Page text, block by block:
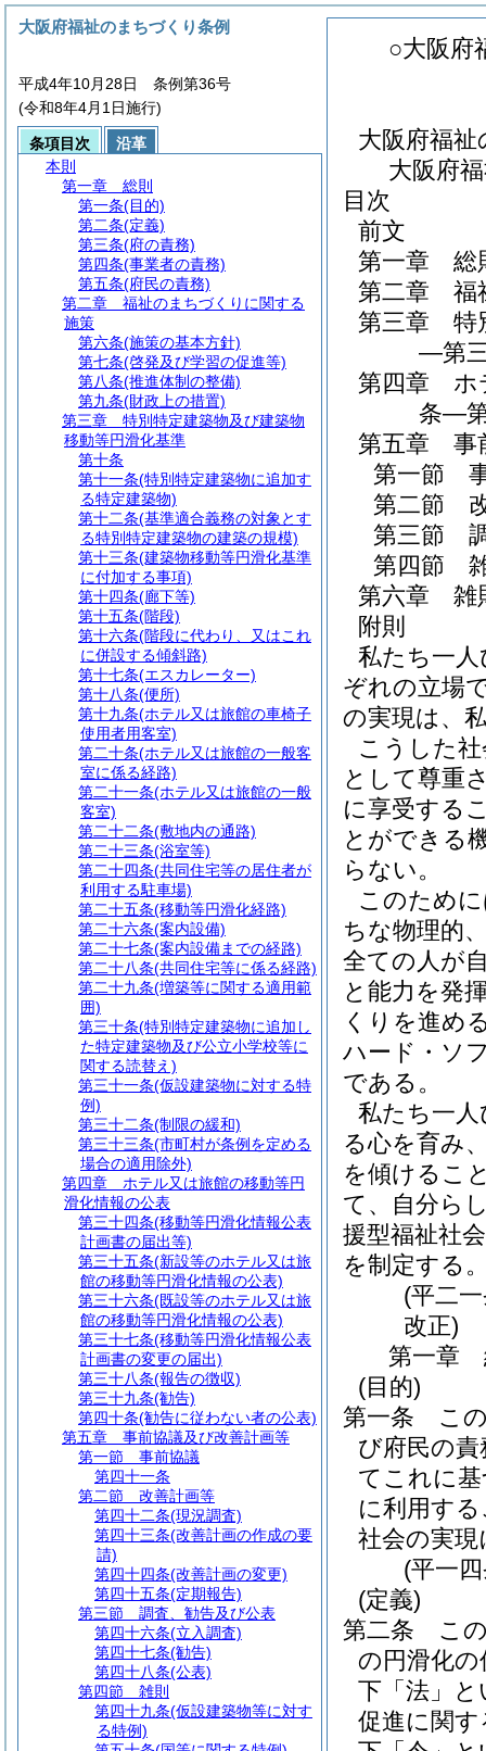
○大阪府
大阪府福
大阪府
目次
前文
第一章
総
第二章
福
第三章
特
―第
第四章
ホ
条―
第五章
事
第一節
第二節
第三節
第四節
第六章
雑
附則
私たち一
ぞれの立場
の実現は、
こうした
として尊重
に享受する
とができる
らない。
このため
ちな物理的
全ての人が
と能力を発
くりを進め
ハード・ソ
である。
私たち一
る心を育み
を傾けるこ
て、自分ら
援型福祉社
を制定する
(平二
改正)
第一章
(目的)
第一条
こ
び府民の
てこれに
に利用す
社会の実
(平一
(定義)
第二条
こ
の円滑化
下「法」と
促進に関
大阪府福祉のまちづくり条例
平成4年10月28日 条例第36号
(令和8年4月1日施行)
条項目次
沿革
本則
第一章
総則
第一条(目的)
第二条(定義)
第三条(府の責務)
第四条(事業者の責務)
第五条(府民の責務)
第二章
福祉のまちづくりに関する
施策
第六条(施策の基本方針)
第七条(啓発及び学習の促進等)
第八条(推進体制の整備)
第九条(財政上の措置)
第三章
特別特定建築物及び建築物
移動等円滑化基準
第十条
第十一条(特別特定建築物に追加す
る特定建築物)
第十二条(基準適合義務の対象とす
る特別特定建築物の建築の規模)
第十三条(建築物移動等円滑化基準
に付加する事項)
第十四条(廊下等)
第十五条(階段)
第十六条(階段に代わり、又はこれ
に併設する傾斜路)
第十七条(エスカレーター)
第十八条(便所)
第十九条(ホテル又は旅館の車椅子
使用者用客室)
第二十条(ホテル又は旅館の一般客
室に係る経路)
第二十一条(ホテル又は旅館の一般
客室)
第二十二条(敷地内の通路)
第二十三条(浴室等)
第二十四条(共同住宅等の居住者が
利用する駐車場)
第二十五条(移動等円滑化経路)
第二十六条(案内設備)
第二十七条(案内設備までの経路)
第二十八条(共同住宅等に係る経路)
第二十九条(増築等に関する適用範
囲)
第三十条(特別特定建築物に追加し
た特定建築物及び公立小学校等に
関する読替え)
第三十一条(仮設建築物に対する特
例)
第三十二条(制限の緩和)
第三十三条(市町村が条例を定める
場合の適用除外)
第四章
ホテル又は旅館の移動等円
滑化情報の公表
第三十四条(移動等円滑化情報公表
計画書の届出等)
第三十五条(新設等のホテル又は旅
館の移動等円滑化情報の公表)
第三十六条(既設等のホテル又は旅
館の移動等円滑化情報の公表)
第三十七条(移動等円滑化情報公表
計画書の変更の届出)
第三十八条(報告の徴収)
第三十九条(勧告)
第四十条(勧告に従わない者の公表)
第五章
事前協議及び改善計画等
第一節
事前協議
第四十一条
第二節
改善計画等
第四十二条(現況調査)
第四十三条(改善計画の作成の要
請)
第四十四条(改善計画の変更)
第四十五条(定期報告)
第三節
調査、勧告及び公表
第四十六条(立入調査)
第四十七条(勧告)
第四十八条(公表)
第四節
雑則
第四十九条(仮設建築物等に対す
る特例)